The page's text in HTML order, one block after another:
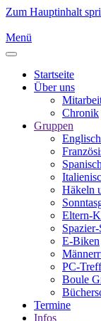
Zum Hauptinhalt
Menü
Startseite
Über uns
Chronik
Gruppen
Englisch
Spanisch
Häkeln
Eltern-
E-Biken
PC-Treff
Boule
Termine
Infos